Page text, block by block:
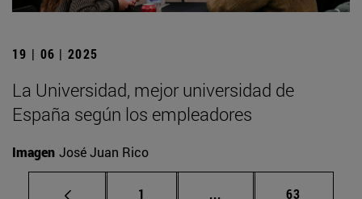
19 | 06 | 2025
La Universidad, mejor universidad de
España según los empleadores
Imagen José Juan Rico
Página
1 ... Páginas intermedias
Página
63